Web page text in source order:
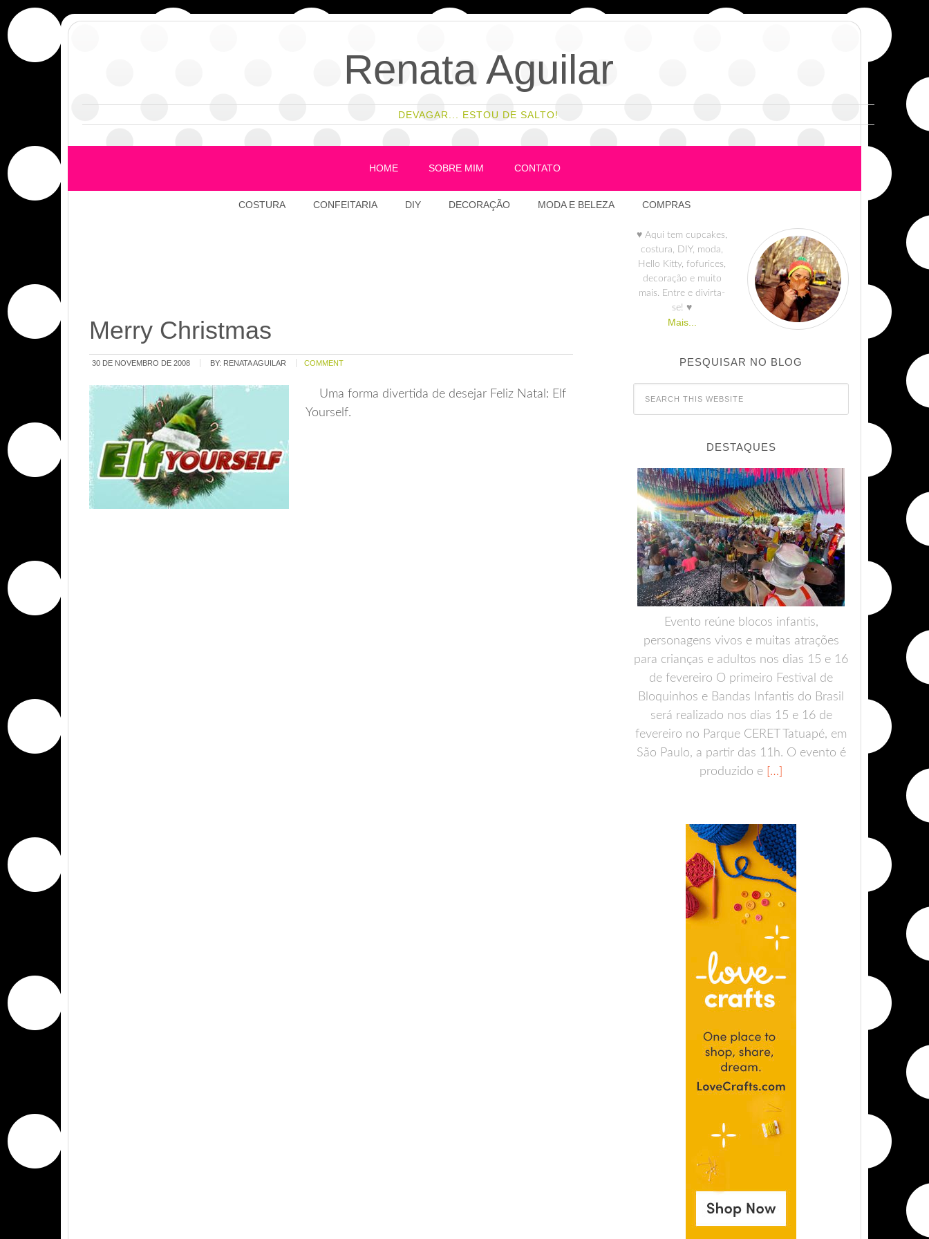
Renata Aguilar
DEVAGAR... ESTOU DE SALTO!
HOME SOBRE MIM CONTATO
COSTURA CONFEITARIA DIY DECORAÇÃO MODA E BELEZA COMPRAS
Merry Christmas
30 DE NOVEMBRO DE 2008 BY: RENATA AGUILAR COMMENT
Uma forma divertida de desejar Feliz Natal: Elf
Yourself.
♥ Aqui tem cupcakes,
costura, DIY, moda,
Hello Kitty, fofurices,
decoração e muito
mais. Entre e divirta-
se! ♥
Mais...
PESQUISAR NO BLOG
DESTAQUES
Evento reúne blocos infantis,
personagens vivos e muitas atrações
para crianças e adultos nos dias 15 e 16
de fevereiro O primeiro Festival de
Bloquinhos e Bandas Infantis do Brasil
será realizado nos dias 15 e 16 de
fevereiro no Parque CERET Tatuapé, em
São Paulo, a partir das 11h. O evento é
produzido e […]